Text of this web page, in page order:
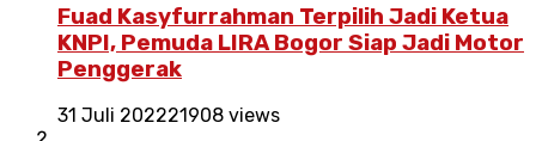
Fuad Kasyfurrahman Terpilih Jadi Ketua
KNPI, Pemuda LIRA Bogor Siap Jadi Motor
Penggerak
31 Juli 202221908 views